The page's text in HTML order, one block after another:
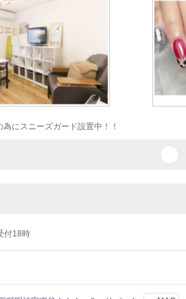
にスニーズガード設置中！！
付18時